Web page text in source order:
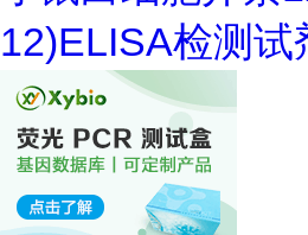
12)ELISA检测试